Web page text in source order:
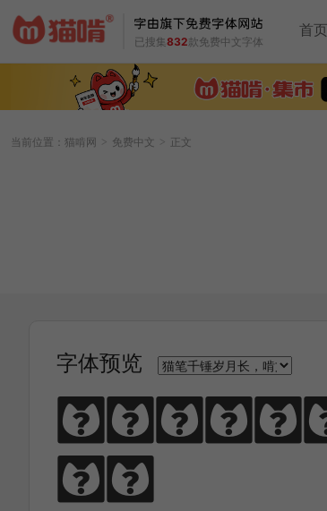
已搜集832款免费中文字体
首页
当前位置： 猫啃网 > 免费中文 > 正文
字体预览
猫笔千锤岁
功。